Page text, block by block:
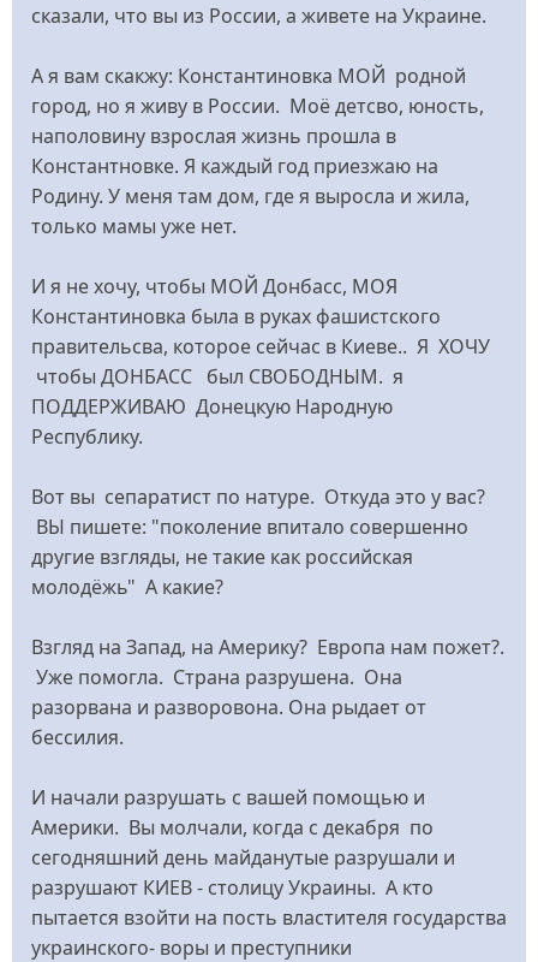
сказали, что вы из России, а живете на Украине.
А я вам скакжу: Константиновка МОЙ родной
город, но я живу в России. Моё детсво, юность,
наполовину взрослая жизнь прошла в
Константновке. Я каждый год приезжаю на
Родину. У меня там дом, где я выросла и жила,
только мамы уже нет.
И я не хочу, чтобы МОЙ Донбасс, МОЯ
Константиновка была в руках фашистского
правительсва, которое сейчас в Киеве.. Я ХОЧУ
чтобы ДОНБАСС был СВОБОДНЫМ. я
ПОДДЕРЖИВАЮ Донецкую Народную
Республику.
Вот вы сепаратист по натуре. Откуда это у вас?
ВЫ пишете: "поколение впитало совершенно
другие взгляды, не такие как российская
молодёжь" А какие?
Взгляд на Запад, на Америку? Европа нам пожет?.
Уже помогла. Страна разрушена. Она
разорвана и разворовона. Она рыдает от
бессилия.
И начали разрушать с вашей помощью и
Америки. Вы молчали, когда с декабря по
сегодняшний день майданутые разрушали и
разрушают КИЕВ - столицу Украины. А кто
пытается взойти на пость властителя государства
украинского- воры и преступники